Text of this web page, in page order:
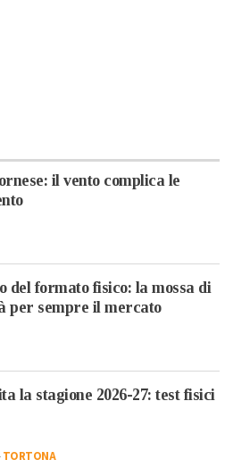
il vento complica le
del formato fisico: la mossa di
per sempre il mercato
la stagione 2026-27: test fisici
TORTONA